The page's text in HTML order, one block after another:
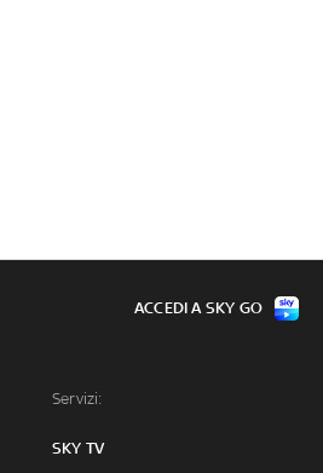
Servizi:
SKY TV
ACCEDI A SKY GO